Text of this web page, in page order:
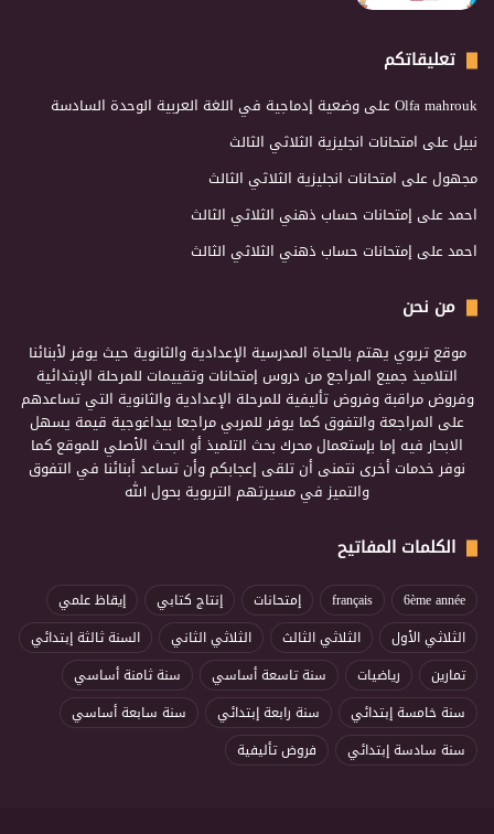
تعليقاتكم
Olfa mahroukعلى وضعية إدماجية في اللغة العربية الوحدة السادسة
نبيلعلى امتحانات انجليزية الثلاثي الثالث
مجهولعلى امتحانات انجليزية الثلاثي الثالث
احمدعلى إمتحانات حساب ذهني الثلاثي الثالث
احمدعلى إمتحانات حساب ذهني الثلاثي الثالث
من نحن
موقع تربوي يهتم بالحياة المدرسية الإعدادية والثانوية حيث يوفر لأبنائنا
التلاميذ جميع المراجع من دروس إمتحانات وتقييمات للمرحلة الإبتدائية
وفروض مراقبة وفروض تأليفية للمرحلة الإعدادية والثانوية التي تساعدهم
على المراجعة والتفوق كما يوفر للمربي مراجعا بيداغوجية قيمة يسهل
الابحار فيه إما بإستعمال محرك بحث التلميذ أو البحث الأصلي للموقع كما
نوفر خدمات أخرى نتمنى أن تلقى إعجابكم وأن تساعد أبنائنا في التفوق
والتميز في مسيرتهم التربوية بحول الله
الكلمات المفاتيح
6ème année
français إمتحانات إنتاج كتابي
إيقاظ علمي
الثلاثي الأول
الثلاثي الثالث الثلاثي الثاني
السنة ثالثة إبتدائي
تمارين
رياضيات سنة تاسعة أساسي
سنة ثامنة أساسي
سنة خامسة إبتدائي
سنة رابعة إبتدائي
سنة سابعة أساسي
سنة سادسة إبتدائي
فروض تأليفية